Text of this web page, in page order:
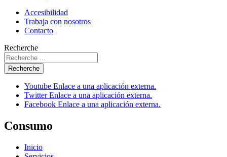
Accesibilidad
Trabaja con nosotros
Contacto
Recherche
Recherche
Youtube Enlace a una aplicación externa.
TwitterEnlace a una aplicación externa.
Facebook Enlace a una aplicación externa.
Consumo
Inicio